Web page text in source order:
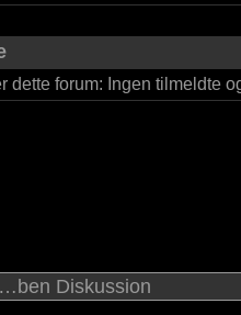
dette forum: Ingen tilmeldte